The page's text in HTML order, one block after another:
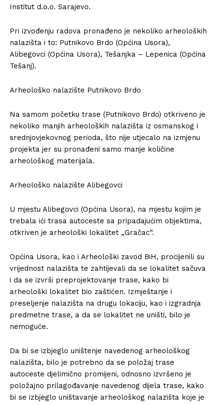
Institut d.o.o. Sarajevo.
Pri izvođenju radova pronađeno je nekoliko arheoloških
nalazišta i to: Putnikovo Brdo (Općina Usora),
Alibegovci (Općina Usora), Tešanjka – Lepenica (Općina
Tešanj).
Arheološko nalazište Putnikovo Brdo
Na samom početku trase (Putnikovo Brdo) otkriveno je
nekoliko manjih arheoloških nalazišta iz osmanskog i
srednjovjekovnog perioda, što nije utjecalo na izmjenu
projekta jer su pronađeni samo manje količine
arheološkog materijala.
Arheološko nalazište Alibegovci
U mjestu Alibegovci (Općina Usora), na mjestu kojim je
trebala ići trasa autoceste sa pripadajućim objektima,
otkriven je arheološki lokalitet „Gračac“.
Općina Usora, kao i Arheološki zavod BiH, procijenili su
vrijednost nalazišta te zahtijevali da se lokalitet sačuva
i da se izvrši preprojektovanje trase, kako bi
arheološki lokalitet bio zaštićen. Izmještanje i
preseljenje nalazišta na drugu lokaciju, kao i izgradnja
predmetne trase, a da se lokalitet ne uništi, bilo je
nemoguće.
Da bi se izbjeglo uništenje navedenog arheološkog
nalazišta, bilo je potrebno da se položaj trase
autoceste djelimično promijeni, odnosno izvršeno je
položajno prilagođavanje navedenog dijela trase, kako
bi se izbjeglo uništavanje arheološkog nalazišta koje je